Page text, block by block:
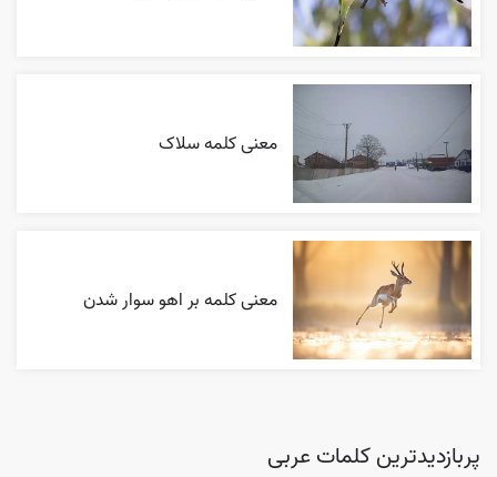
معنی کلمه سلاک
معنی کلمه بر اهو سوار شدن
پربازدیدترین کلمات عربی